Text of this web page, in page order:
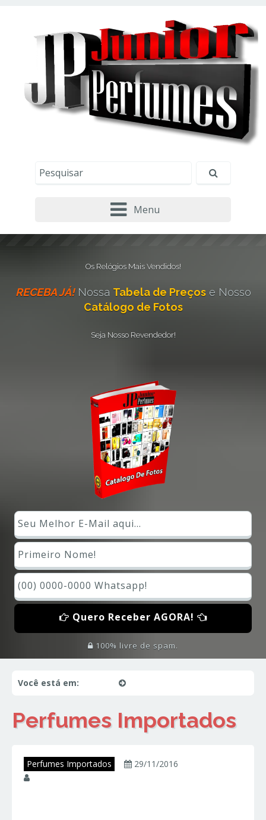
Menu
Os Relógios Mais Vendidos!
RECEBA JÁ!Nossa Tabela de Preçose Nosso
Catálogo de Fotos
Seja Nosso Revendedor!
Quero Receber AGORA!
100% livre de spam.
Você está em:
Perfumes Importados
Perfumes Importados
29/11/2016
para lembrar e entender como você usa nosso
site, analisar seu uso de nossos produtos e
serviços, ajudar com nossos esforços de
marketing e fornecer conteúdo de terceiros. Leia
Política de Cookies e Privacidade
Eu aceito